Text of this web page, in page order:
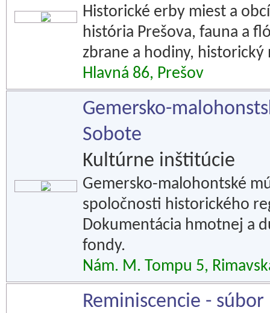
Historické erby miest a
história Prešova, fauna a
zbrane a hodiny,
Hlavná 86, Prešov
Gemersko-
Sobote
Kultúrne inštitúcie
Gemersko-malohontské
spoločnosti historického
Dokumentácia hmotnej a
fondy.
Nám. M. Tompu 5,
Reminiscencie -